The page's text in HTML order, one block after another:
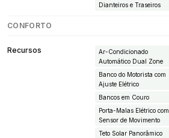
Dianteiros e Traseiros
CONFORTO
Recursos
Ar-Condicionado
Automático Dual Zone
Banco do Motorista com
Ajuste Elétrico
Bancos em Couro
Porta-Malas Elétrico com
Sensor de Movimento
Teto Solar Panorâmico